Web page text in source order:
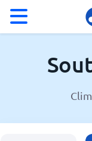
El clima en South